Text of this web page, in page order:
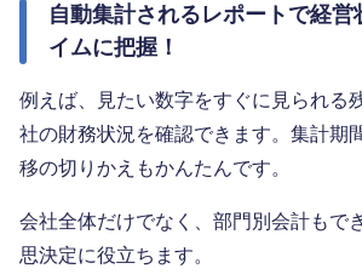
自動集計されるレポートで経営
イムに把握！
例えば、見たい数字をすぐに見られる
社の財務状況を確認できます。集計期
移の切りかえもかんたんです。
会社全体だけでなく、部門別会計もで
思決定に役立ちます。